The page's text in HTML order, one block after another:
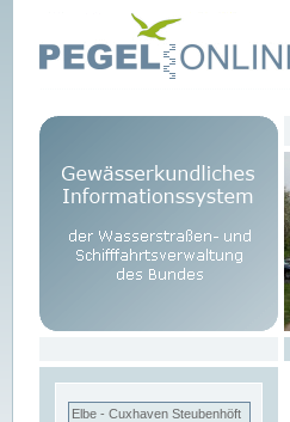
Elbe - Cuxhaven Steubenhöft